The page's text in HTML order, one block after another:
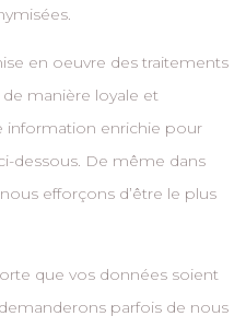
en oeuvre des traitements
manière loyale et
information enrichie pour
dessous. De même dans
efforçons d’être le plus
que vos données soient
parfois de nous